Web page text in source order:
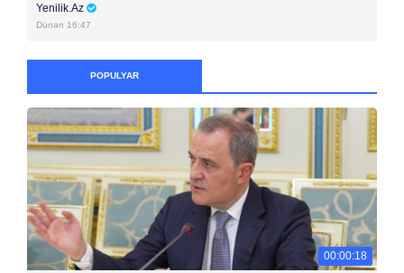
Yenilik.Az
Dünən 16:47
POPULYAR
00:00:18